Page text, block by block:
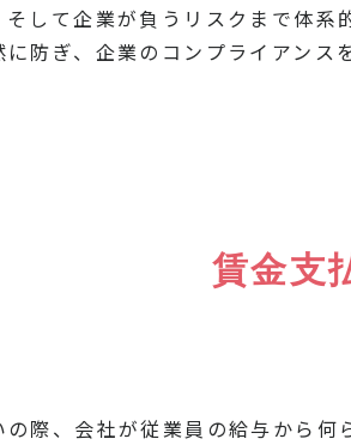
そして企業が負うリスクまで体
に防ぎ、企業のコンプライアンス
賃金支
の際、会社が従業員の給与から